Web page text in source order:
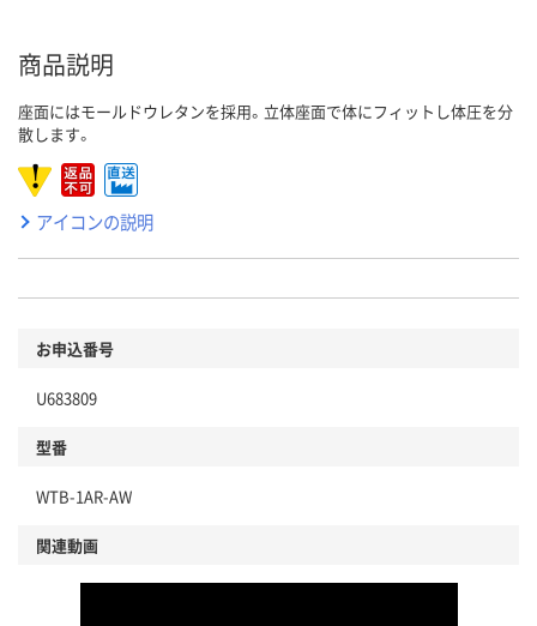
商品説明
座面にはモールドウレタンを採用。立体座面で体にフィットし体圧を分
散します。
アイコンの説明
お申込番号
U683809
型番
WTB-1AR-AW
関連動画